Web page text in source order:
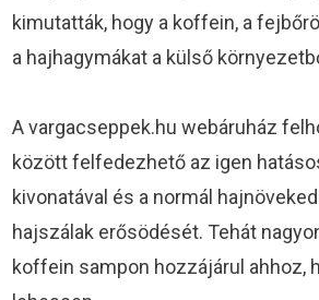
kimutatták, hogy a koffein, a
a hajhagymákat a külső
A vargacseppek.hu webáruház
között felfedezhető az igen
kivonatával és a normál
hajszálak erősödését. Tehát
koffein sampon hozzájárul ahhoz,